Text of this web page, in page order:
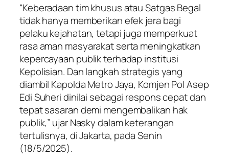
“Keberadaan tim khusus atau Satgas Begal
tidak hanya memberikan efek jera bagi
pelaku kejahatan, tetapi juga memperkuat
rasa aman masyarakat serta meningkatkan
kepercayaan publik terhadap institusi
Kepolisian. Dan langkah strategis yang
diambil Kapolda Metro Jaya, Komjen Pol Asep
Edi Suheri dinilai sebagai respons cepat dan
tepat sasaran demi mengembalikan hak
publik,” ujar Nasky dalam keterangan
tertulisnya, di Jakarta, pada Senin
(18/5/2025).